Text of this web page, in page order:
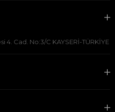
4. Cad. No:3/C KAYSERİ-TÜRKİYE